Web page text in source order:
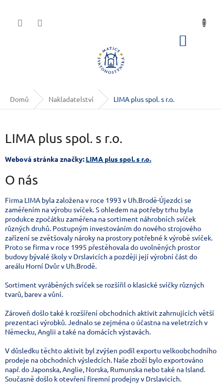
Domů Nakladatelství LIMA plus spol. s r.o.
LIMA plus spol. s r.o.
Webová stránka značky: LIMA plus spol. s r.o.
O nás
Firma LIMA byla založena v roce 1993 v Uh.Brodě-Újezdci se
zaměřením na výrobu svíček. S ohledem na potřeby trhu byla
produkce zpočátku zaměřena na sortiment náhrobních svíček
různých druhů. Postupným investováním do nového strojového
zařízení se zvětšovaly nároky na prostory potřebné k výrobě svíček.
Proto se firma v roce 1995 přestěhovala do uvolněných prostor
budovy bývalé školy v Drslavicích a později její výrobní část do
areálu Horní Dvůr v Uh.Brodě.
Sortiment vyráběných svíček se rozšířil o klasické svíčky různých
tvarů, barev a vůní.
Zároveň došlo také k rozšíření obchodních aktivit zahrnujících větší
prezentaci výrobků. Jednalo se zejména o účastna na veletrzích v
Německu, Anglii a také na domácích výstavách.
V důsledku těchto aktivit byl zvýšen podíl exportu velkoobchodního
prodeje na obchodních výsledcích. Naše zboží bylo exportováno
např. do Japonska, Anglie, Norska, Rumunska nebo také na Island.
Současně došlo k otevření firemní prodejny v Drslavicích.